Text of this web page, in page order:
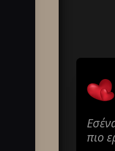
πιο